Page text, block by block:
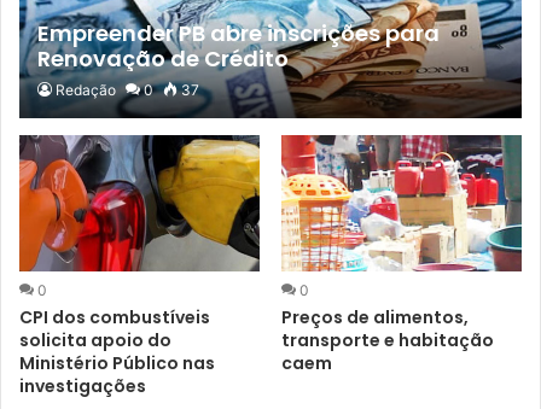
Empreender PB abre inscrições para
Renovação de Crédito
Redação 0 37
0
CPI dos combustíveis
solicita apoio do
Ministério Público nas
investigações
0
Preços de alimentos,
transporte e habitação
caem